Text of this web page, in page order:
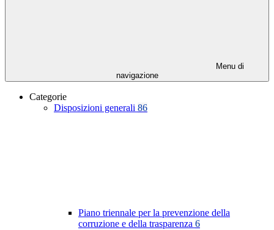
Menu di
navigazione
Categorie
Disposizioni generali 86
Piano triennale per la prevenzione della
corruzione e della trasparenza 6